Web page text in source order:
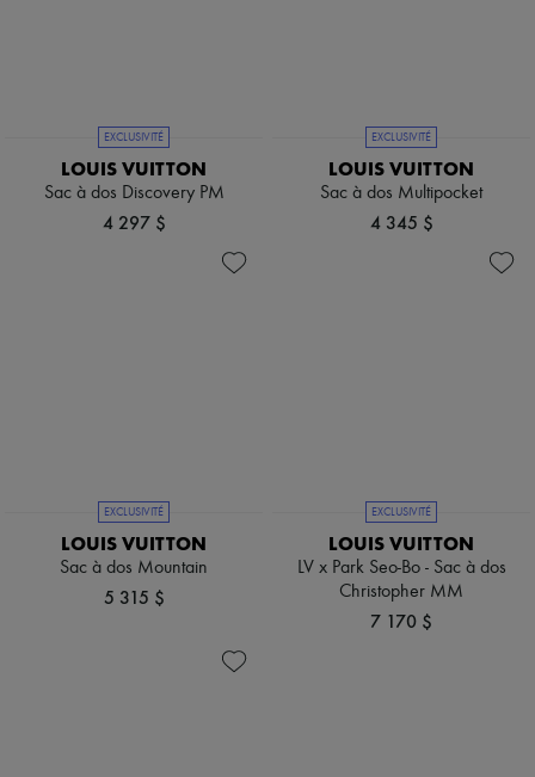
EXCLUSIVITÉ
LOUIS VUITTON
Sac à dos Discovery PM
4 297 $
EXCLUSIVITÉ
LOUIS VUITTON
Sac à dos Multipocket
4 345 $
EXCLUSIVITÉ
LOUIS VUITTON
Sac à dos Mountain
5 315 $
EXCLUSIVITÉ
LOUIS VUITTON
LV x Park Seo-Bo - Sac à dos
Christopher MM
7 170 $